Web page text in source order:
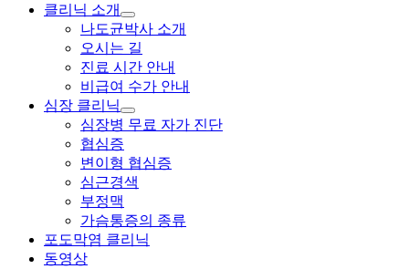
클리닉 소개
하
위
메
뉴
확
나도균박사 소개
오시는 길
진료 시간 안내
비급여 수가 안내
심장 클리닉
하
위
뉴
확
심장병 무료 자가 진단
협심증
변이형 협심증
심근경색
부정맥
가슴통증의 종류
포도막염 클리닉
동영상